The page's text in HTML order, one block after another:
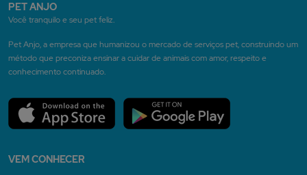
PET ANJO
Você tranquilo e seu pet feliz.
Pet Anjo, a empresa que humanizou o mercado de serviços pet, construindo um
método que preconiza ensinar a cuidar de animais com amor, respeito e
conhecimento continuado.
VEM CONHECER